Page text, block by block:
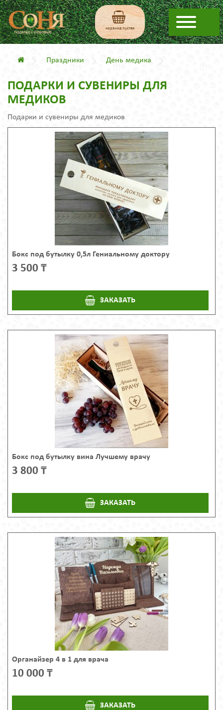
корзина пустая
Праздники День медика
ПОДАРКИ И СУВЕНИРЫ ДЛЯ
МЕДИКОВ
Подарки и сувениры для медиков
Бокс под бутылку 0,5л Гениальному доктору
3 500 ₸
ЗАКАЗАТЬ
Бокс под бутылку вина Лучшему врачу
3 800 ₸
ЗАКАЗАТЬ
Органайзер 4 в 1 для врача
10 000 ₸
ЗАКАЗАТЬ